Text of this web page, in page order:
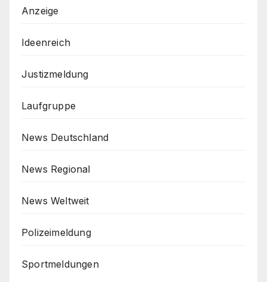
Anzeige
Ideenreich
Justizmeldung
Laufgruppe
News Deutschland
News Regional
News Weltweit
Polizeimeldung
Sportmeldungen